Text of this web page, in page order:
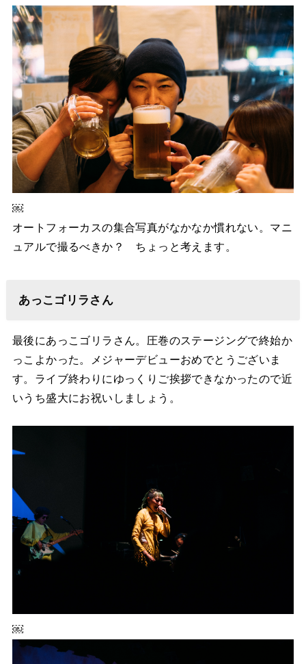
￼
オートフォーカスの集合写真がなかなか慣れない。マニ
ュアルで撮るべきか？ ちょっと考えます。
あっこゴリラさん
最後にあっこゴリラさん。圧巻のステージングで終始か
っこよかった。メジャーデビューおめでとうございま
す。ライブ終わりにゆっくりご挨拶できなかったので近
いうち盛大にお祝いしましょう。
￼